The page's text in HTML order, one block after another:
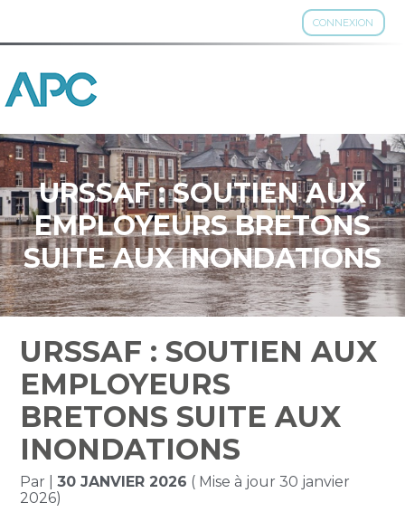
CONNEXION
Aller
au
URSSAF : SOUTIEN AUX
EMPLOYEURS BRETONS
SUITE AUX INONDATIONS
URSSAF : SOUTIEN AUX
EMPLOYEURS
BRETONS SUITE AUX
INONDATIONS
Par |30 JANVIER 2026 ( Mise à jour 30 janvier
2026)